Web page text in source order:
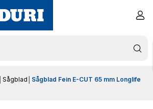
Sågblad
Sågblad Fein E-CUT 65 mm Longlife